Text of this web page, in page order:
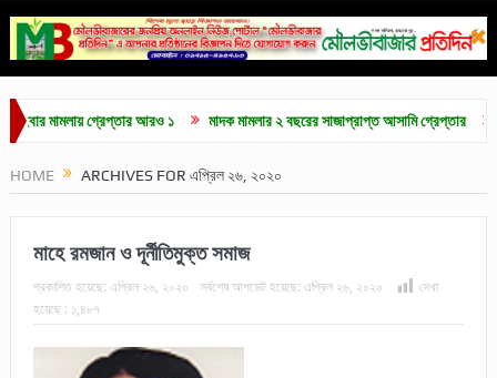
গ্রেপ্তার আরও ১ মাদক মামলার ২ বছরের সাজাপ্রাপ্ত আসামি গ্রেপ্তার
HOME ARCHIVES FOR এপ্রিল ২৬, ২০২০
মাহে রমজান ও দূর্নীতিমুক্ত সমাজ
প্রকাশিত হয়েছে: এপ্রিল ২৬, ২০২০ সর্বশেষ আপডেট হয়েছে: এপ্রিল ২৬, ২০২০
দেখা
হয়েছে : ১,৪৮৭